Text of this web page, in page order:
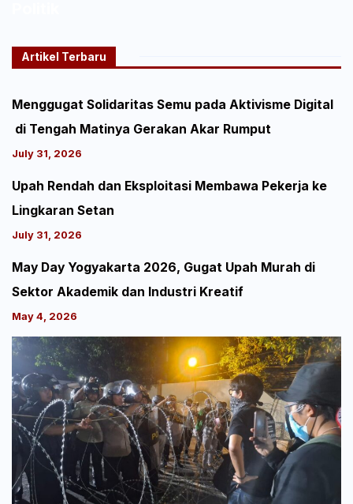
Artikel Terbaru
Menggugat Solidaritas Semu pada Aktivisme Digital
di Tengah Matinya Gerakan Akar Rumput
July 31, 2026
Upah Rendah dan Eksploitasi Membawa Pekerja ke
Lingkaran Setan
July 31, 2026
May Day Yogyakarta 2026, Gugat Upah Murah di
Sektor Akademik dan Industri Kreatif
May 4, 2026